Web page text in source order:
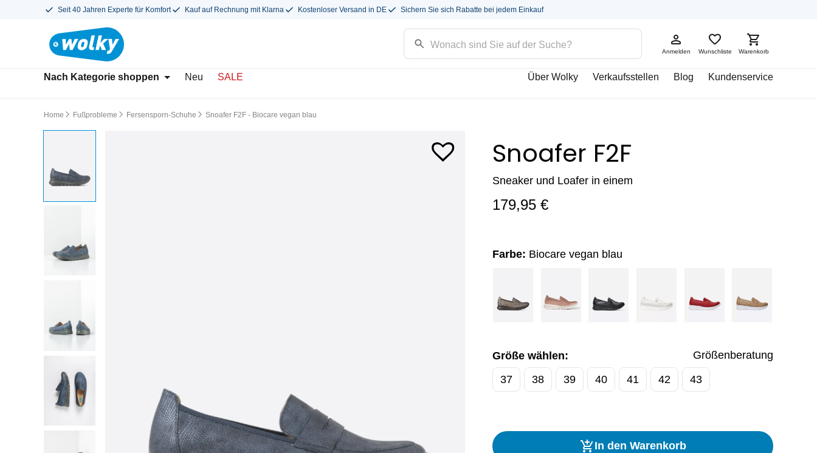
Seit 40 Jahren Experte für Komfort Kauf auf Rechnung mit Klarna Kostenloser Versand in DE Sichern Sie sich Rabatte bei jedem Einkauf
Anmelden Wunschliste Warenkorb
Nach Kategorie shoppen Neu SALE Über Wolky Verkaufsstellen Blog Kundenservice
Home Fußprobleme Fersensporn-Schuhe Snoafer F2F - Biocare vegan blau
Snoafer F2F
Sneaker und Loafer in einem
179,95 €
Farbe: Biocare vegan blau
Größe wählen:
Größenberatung
37
38 39 40 41 42 43
In den Warenkorb